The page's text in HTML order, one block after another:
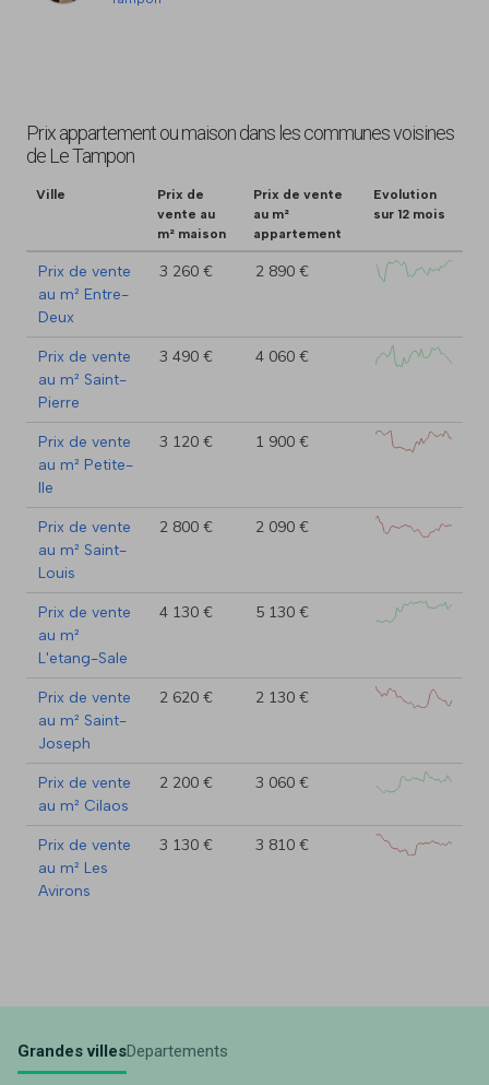
Prix appartement ou maison dans les communes voisines
de Le Tampon
Ville
Prix de
vente au
m² maison
Prix de vente
au m²
appartement
Evolution
sur 12 mois
Prix de vente
au m² Entre-
Deux
3 260 € 2 890 €
Prix de vente
au m² Saint-
Pierre
3 490 € 4 060 €
Prix de vente
au m² Petite-
Ile
3 120 € 1 900 €
Prix de vente
au m² Saint-
Louis
2 800 € 2 090 €
Prix de vente
au m²
L'etang-Sale
4 130 € 5 130 €
Prix de vente
au m² Saint-
Joseph
2 620 € 2 130 €
Prix de vente
au m² Cilaos
2 200 € 3 060 €
Prix de vente
au m² Les
Avirons
3 130 € 3 810 €
Grandes villesDepartements